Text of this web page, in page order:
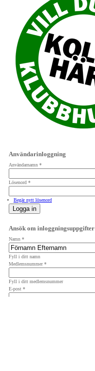
Användarinloggning
Användarnamn *
Lösenord *
Begär nytt lösenord
Ansök om inloggningsuppgifter
Namn *
Fyll i ditt namn
Medlemsnummer*
Fyll i ditt medlemsnummer
E-post *